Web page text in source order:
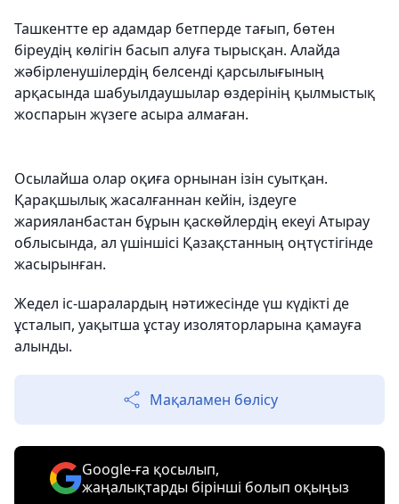
Ташкентте ер адамдар бетперде тағып, бөтен
біреудің көлігін басып алуға тырысқан. Алайда
жәбірленушілердің белсенді қарсылығының
арқасында шабуылдаушылар өздерінің қылмыстық
жоспарын жүзеге асыра алмаған.
Осылайша олар оқиға орнынан ізін суытқан.
Қарақшылық жасалғаннан кейін, іздеуге
жарияланбастан бұрын қаскөйлердің екеуі Атырау
облысында, ал үшіншісі Қазақстанның оңтүстігінде
жасырынған.
Жедел іс-шаралардың нәтижесінде үш күдікті де
ұсталып, уақытша ұстау изоляторларына қамауға
алынды.
Мақаламен бөлісу
Google-ға қосылып,
жаңалықтарды бірінші болып оқыңыз